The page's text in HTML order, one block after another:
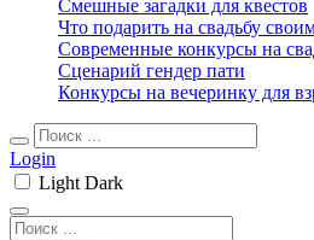
Смешные загадки для квестов
Что подарить на свадьбу
Современные конкурсы на
Сценарий гендер пати
Конкурсы на вечеринку для
Login
Light Dark